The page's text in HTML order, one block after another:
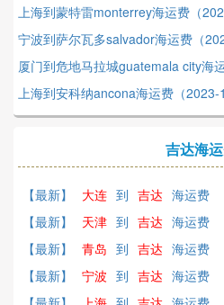
上海到蒙特雷monterrey海运费（
宁波到萨尔瓦多salvador海运费（
厦门到危地马拉城guatemala city海
上海到安科纳ancona海运费（2023-
吉达海
【最新】 大连 到 吉达 海运费
【最新】
天津 到 吉达 海运费
【最新】
青岛 到 吉达 海运费
【最新】
宁波 到 吉达 海运费